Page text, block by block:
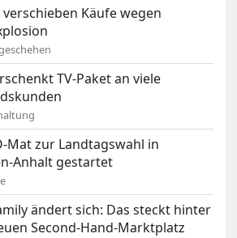
verschieben Käufe wegen
TV-Paket an viele
Mat zur Landtagswahl in
Anhalt gestartet
ändert sich: Das steckt hinter
Second-Hand-Marktplatz